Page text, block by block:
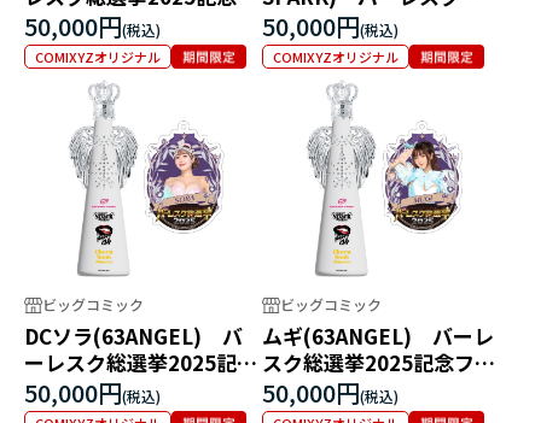
ィリコボトル
50,000円
COMIXYZオリジナル
選挙2025記念フィリコボ
トル
50,000円
COMIXYZオリジナル
ビッグコミック
DCソラ(63ANGEL) バ
ーレスク総選挙2025記念
フィリコボトル
50,000円
ビッグコミック
ムギ(63ANGEL) バーレ
スク総選挙2025記念フィ
リコボトル
50,000円